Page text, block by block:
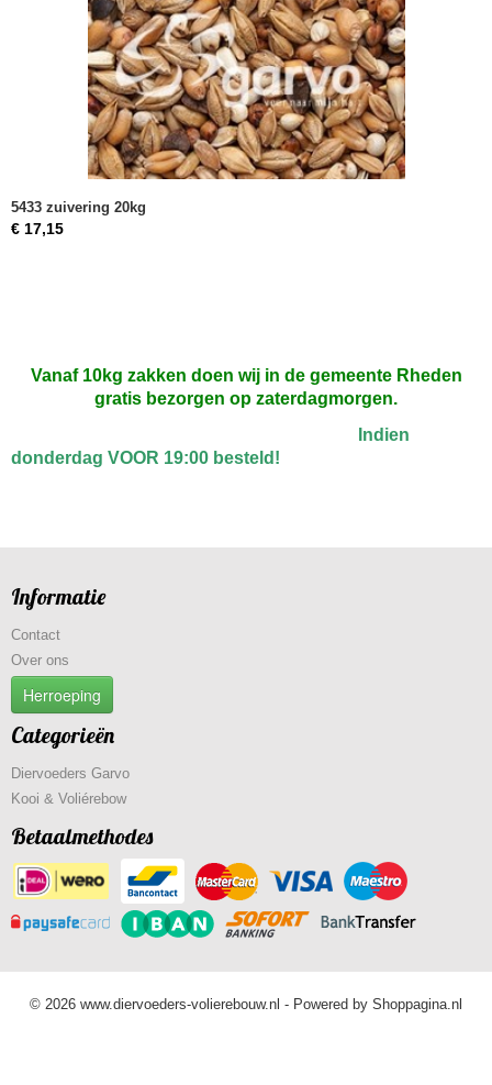
5433 zuivering 20kg
€ 17,15
Vanaf 10kg zakken doen wij in de gemeente Rheden
gratis bezorgen op zaterdagmorgen.
Indien
donderdag VOOR 19:00 besteld!
Informatie
Contact
Over ons
Herroeping
Categorieën
Diervoeders Garvo
Kooi & Voliérebow
Betaalmethodes
© 2026 www.diervoeders-volierebouw.nl - Powered by Shoppagina.nl